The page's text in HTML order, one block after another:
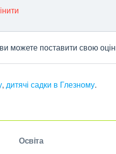
ви можете поставити свою
, дитячі садки в Глезному.
Освіта